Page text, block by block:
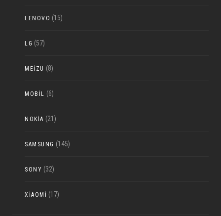
LENOVO (15)
LG (57)
MEIZU (8)
MOBIL (6)
NOKIA (21)
SAMSUNG (145)
SONY (32)
XIAOMI (17)